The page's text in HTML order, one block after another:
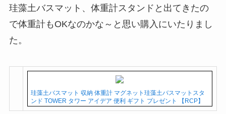
珪藻土バスマット、体重計スタンドと出てきたの
で体重計もOKなのかな～と思い購入にいたりまし
た。
珪藻土バスマット 収納 体重計 マグネット珪藻土バスマットスタ
ンド TOWER タワー アイデア 便利 ギフト プレゼント 【RCP】